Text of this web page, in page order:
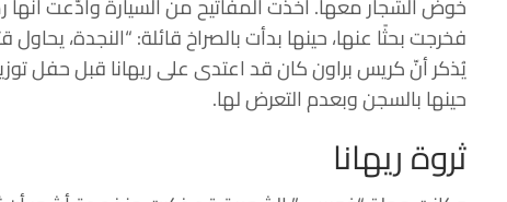
فخرجت بحثًا عنها، حينها بدأت بالصراخ قائلة: “النجدة، يحاول
حينها بالسجن وبعدم التعرض لها.
ثروة ريهانا